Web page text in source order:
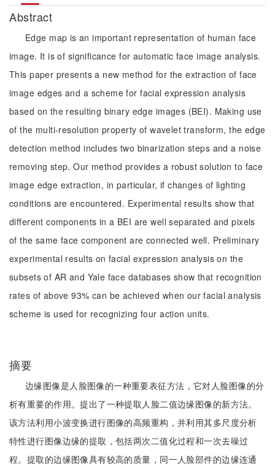
Abstract
Edge map is an important representation of human face
image. It is of significance for automatic face image analysis.
This paper presents a new method for the extraction of face
image edges and a scheme for facial expression analysis
based on the resulting binary edge images (BEI). Making use
of the multi-resolution property of wavelet transform, the edge
detection method includes two binarization steps and a noise
removing step. Our method provides a robust solution to face
image edge extraction, in particular, if changes of lighting
conditions are encountered. Experimental results show that
different components in a BEI are well separated and pixels
of the same face component are connected well. Preliminary
experimental results on facial expression analysis on the
subsets of AR and Yale face databases show that recognition
rates of above 93% can be achieved when our facial analysis
scheme is used for recognizing four action units.
摘要
边缘图像是人脸图像的一种重要表征方法，它对人脸图像的分
析有重要的作用。提出了一种提取人脸二值边缘图像的新方法。
该方法利用小波变换进行图像的高频重构，并利用其多尺度分析
特性进行图像边缘的提取，包括两次二值化过程和一次去噪过
程。提取的边缘图像具有较高的质量，同一人脸部件的边缘连通